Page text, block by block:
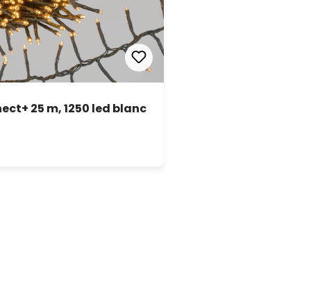
25 m, 1250 led blanc